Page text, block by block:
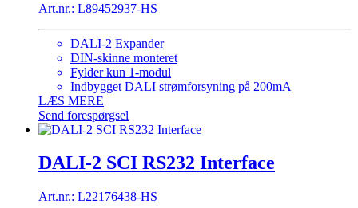
Art.nr.: L89452937-HS
DALI-2 Expander
DIN-skinne monteret
Fylder kun 1-modul
Indbygget DALI strømforsyning på 200mA
LÆS MERE
Send forespørgsel
DALI-2 SCI RS232 Interface
Art.nr.: L22176438-HS